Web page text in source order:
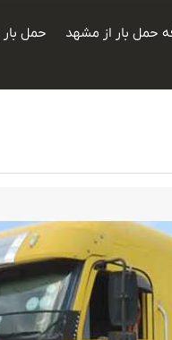
حمل بار از مشهد حمل بار